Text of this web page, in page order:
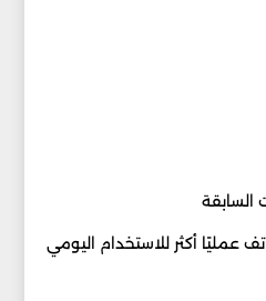
السابقة
عمليًا أكثر للاستخدام اليومي